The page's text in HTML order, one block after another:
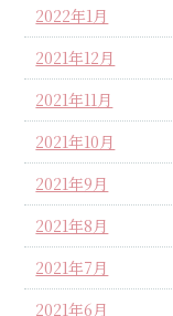
2022年1月
2021年12月
2021年11月
2021年10月
2021年9月
2021年8月
2021年7月
2021年6月